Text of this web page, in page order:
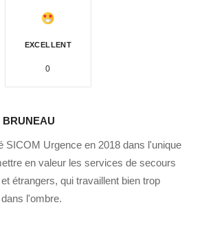
EXCELLENT
0
BRUNEAU
SICOM Urgence en 2018 dans l'unique
en valeur les services de secours
étrangers, qui travaillent bien trop
l'ombre.